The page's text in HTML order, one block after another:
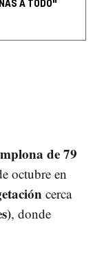
A TODO"
de 79
octubre en
cerca
, donde